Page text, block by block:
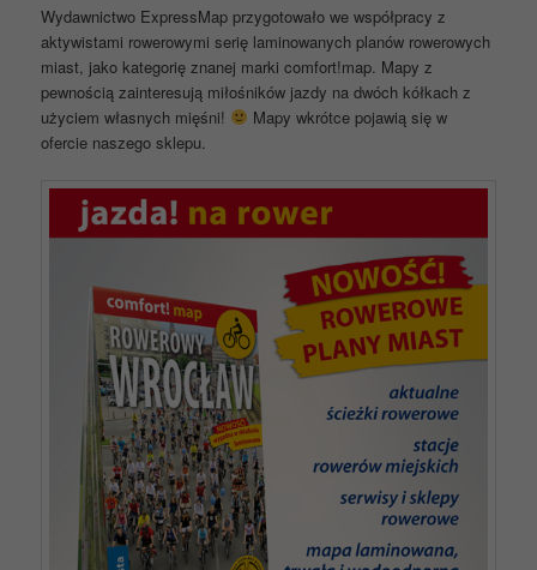
Wydawnictwo ExpressMap przygotowało we współpracy z
aktywistami rowerowymi serię laminowanych planów rowerowych
miast, jako kategorię znanej marki comfort!map. Mapy z
pewnością zainteresują miłośników jazdy na dwóch kółkach z
użyciem własnych mięśni!
Mapy wkrótce pojawią się w
ofercie naszego sklepu.